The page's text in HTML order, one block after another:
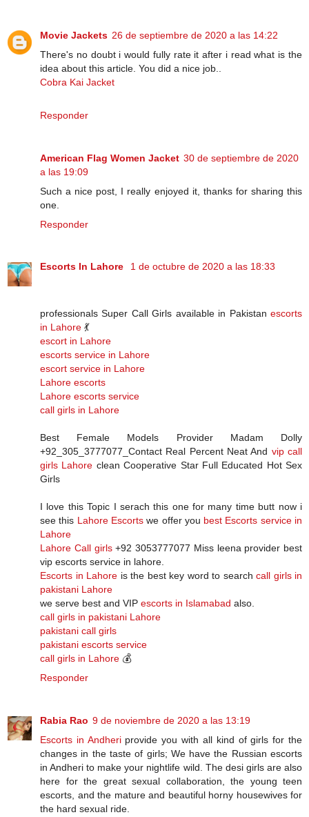
Movie Jackets 26 de septiembre de 2020 a las 14:22
There's no doubt i would fully rate it after i read what is the
idea about this article. You did a nice job..
Cobra Kai Jacket
Responder
American Flag Women Jacket 30 de septiembre de 2020
a las 19:09
Such a nice post, I really enjoyed it, thanks for sharing this
one.
Responder
Escorts In Lahore 1 de octubre de 2020 a las 18:33
professionals Super Call Girls available in Pakistan escorts
in Lahore 💃
escort in Lahore
escorts service in Lahore
escort service in Lahore
Lahore escorts
Lahore escorts service
call girls in Lahore
Best Female Models Provider Madam Dolly
+92_305_3777077_Contact Real Percent Neat And vip call
girls Lahore clean Cooperative Star Full Educated Hot Sex
Girls
I love this Topic I serach this one for many time butt now i
see this Lahore Escortswe offer you best Escorts service in
Lahore
Lahore Call girls+92 3053777077 Miss leena provider best
vip escorts service in lahore.
Escorts in Lahore is the best key word to search call girls in
pakistani Lahore
we serve best and VIP escorts in Islamabad also.
call girls in pakistani Lahore
pakistani call girls
pakistani escorts service
call girls in Lahore 💰
Responder
Rabia Rao 9 de noviembre de 2020 a las 13:19
Escorts in Andheriprovide you with all kind of girls for the
changes in the taste of girls; We have the Russian escorts
in Andheri to make your nightlife wild. The desi girls are also
here for the great sexual collaboration, the young teen
escorts, and the mature and beautiful horny housewives for
the hard sexual ride.